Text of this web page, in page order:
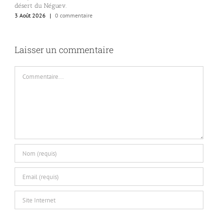
désert du Néguev.
3 Août 2026
| 0 commentaire
Laisser un commentaire